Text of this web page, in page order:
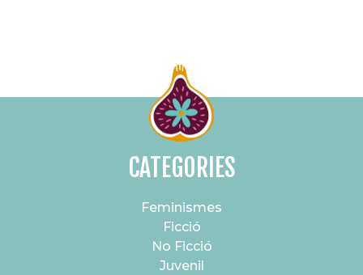
CATEGORIES
Feminismes
Ficció
No Ficció
Juvenil